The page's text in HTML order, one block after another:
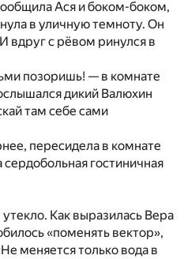
Ася и боком-боком,
в уличную темноту. Он
вдруг с рёвом ринулся в
позоришь! — в комнате
дикий Валюхин
там себе сами
пересидела в комнате
гостиничная
Как выразилась Вера
«поменять вектор»,
меняется только вода в